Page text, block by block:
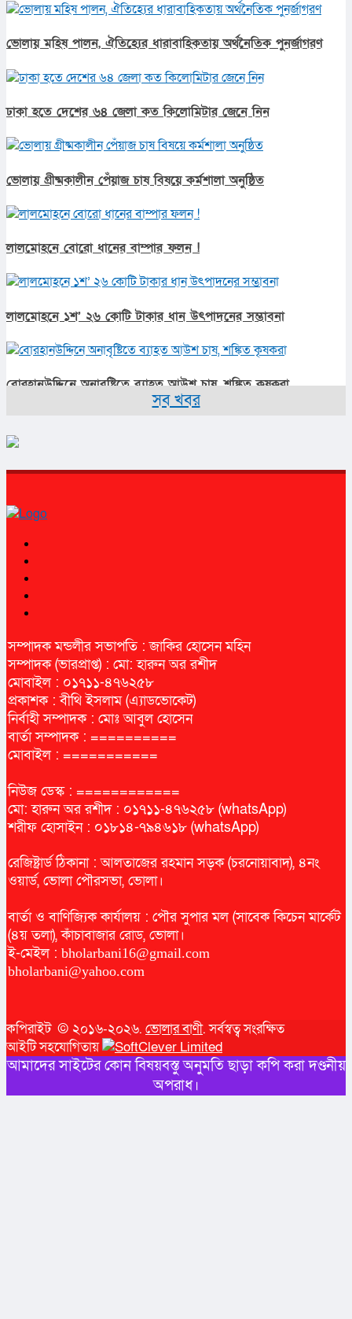
ভোলায় মহিষ পালন, ঐতিহ্যের ধারাবাহিকতায় অর্থনৈতিক পুনর্জাগরণ
ঢাকা হতে দেশের ৬৪ জেলা কত কিলোমিটার জেনে নিন
ভোলায় গ্রীষ্মকালীন পেঁয়াজ চাষ বিষয়ে কর্মশালা অনুষ্ঠিত
লালমোহনে বোরো ধানের বাম্পার ফলন !
লালমোহনে ১শ’ ২৬ কোটি টাকার ধান উৎপাদনের সম্ভাবনা
বোরহানউদ্দিনে অনাবৃষ্টিতে ব্যাহত আউশ চাষ, শঙ্কিত কৃষকরা
সব খবর
সম্পাদক মন্ডলীর সভাপতি : জাকির হোসেন মহিন
সম্পাদক (ভারপ্রাপ্ত) : মো: হারুন অর রশীদ
মোবাইল : ০১৭১১-৪৭৬২৫৮
প্রকাশক : বীথি ইসলাম (এ্যাডভোকেট)
নির্বাহী সম্পাদক : মোঃ আবুল হোসেন
বার্তা সম্পাদক : ==========
মোবাইল : ===========
নিউজ ডেস্ক : ============
মো: হারুন অর রশীদ : ০১৭১১-৪৭৬২৫৮ (whatsApp)
শরীফ হোসাইন : ০১৮১৪-৭৯৪৬১৮ (whatsApp)
রেজিষ্ট্রার্ড ঠিকানা : আলতাজের রহমান সড়ক (চরনোয়াবাদ), ৪নং
ওয়ার্ড, ভোলা পৌরসভা, ভোলা।
বার্তা ও বাণিজ্যিক কার্যালয় : পৌর সুপার মল (সাবেক কিচেন মার্কেট
(৪য় তলা), কাঁচাবাজার রোড, ভোলা।
ই-মেইল : bholarbani16@gmail.com
bholarbani@yahoo.com
কপিরাইট © ২০১৬-২০২৬. ভোলার বাণী. সর্বস্বত্ব সংরক্ষিত
আইটি সহযোগিতায়
আমাদের সাইটের কোন বিষয়বস্তু অনুমতি ছাড়া কপি করা দণ্ডনীয়
অপরাধ।